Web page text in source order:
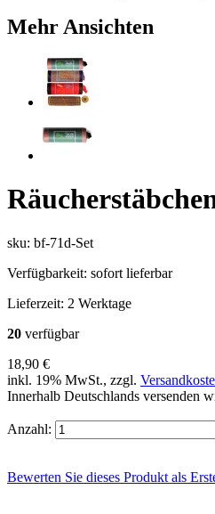
Mehr Ansichten
sku: bf-71d-Set
Verfügbarkeit: sofort lieferbar
Lieferzeit: 2 Werktage
20 verfügbar
18,90 €
inkl. 19% MwSt., zzgl.
Innerhalb Deutschlands versenden
Anzahl:
Bewerten Sie dieses Produkt als